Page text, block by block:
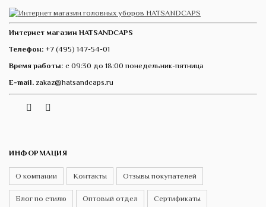
Интернет магазин HATSANDCAPS
Телефон: +7 (495) 147-54-01
Время работы: с 09:30 до 18:00 понедельник-пятница
E-mail. zakaz@hatsandcaps.ru
Telegram
ИНФОРМАЦИЯ
О компании Контакты Отзывы покупателей
Блог по стилю Оптовый отдел Сертификаты